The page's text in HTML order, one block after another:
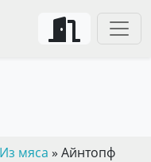
Из мяса » Айнтопф